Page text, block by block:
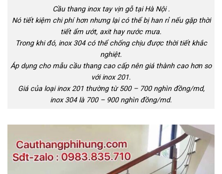
Cầu thang inox tay vịn gỗ tại Hà Nội .
Nó tiết kiệm chi phí hơn nhưng lại có thể bị han rỉ nếu gặp thời
tiết ẩm ướt, axit hay nước mưa.
Trong khi đó, inox 304 có thể chống chịu được thời tiết khắc
nghiệt.
Áp dụng cho mẫu cầu thang cao cấp nên giá thành cao hơn so
với inox 201.
Giá của loại inox 201 thường từ 500 – 700 nghìn đồng/md,
inox 304 là 700 – 900 nghìn đồng/md.